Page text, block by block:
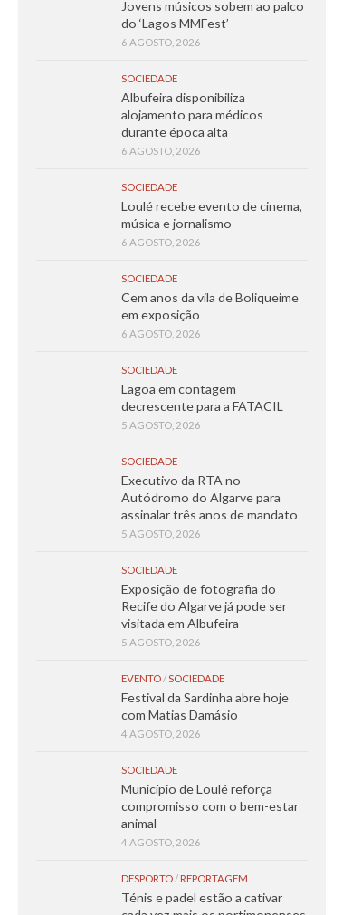
Jovens músicos sobem ao palco
do ‘Lagos MMFest’
6 AGOSTO, 2026
SOCIEDADE
Albufeira disponibiliza
alojamento para médicos
durante época alta
6 AGOSTO, 2026
SOCIEDADE
Loulé recebe evento de cinema,
música e jornalismo
6 AGOSTO, 2026
SOCIEDADE
Cem anos da vila de Boliqueime
em exposição
6 AGOSTO, 2026
SOCIEDADE
Lagoa em contagem
decrescente para a FATACIL
5 AGOSTO, 2026
SOCIEDADE
Executivo da RTA no
Autódromo do Algarve para
assinalar três anos de mandato
5 AGOSTO, 2026
SOCIEDADE
Exposição de fotografia do
Recife do Algarve já pode ser
visitada em Albufeira
5 AGOSTO, 2026
EVENTO/SOCIEDADE
Festival da Sardinha abre hoje
com Matias Damásio
4 AGOSTO, 2026
SOCIEDADE
Município de Loulé reforça
compromisso com o bem-estar
animal
4 AGOSTO, 2026
DESPORTO/ REPORTAGEM
Ténis e padel estão a cativar